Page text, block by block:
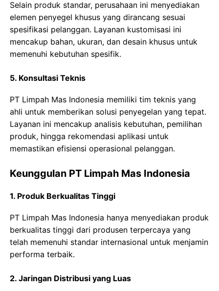
Selain produk standar, perusahaan ini menyediakan
elemen penyegel khusus yang dirancang sesuai
spesifikasi pelanggan. Layanan kustomisasi ini
mencakup bahan, ukuran, dan desain khusus untuk
memenuhi kebutuhan spesifik.
5. Konsultasi Teknis
PT Limpah Mas Indonesia memiliki tim teknis yang
ahli untuk memberikan solusi penyegelan yang tepat.
Layanan ini mencakup analisis kebutuhan, pemilihan
produk, hingga rekomendasi aplikasi untuk
memastikan efisiensi operasional pelanggan.
Keunggulan PT Limpah Mas Indonesia
1. Produk Berkualitas Tinggi
PT Limpah Mas Indonesia hanya menyediakan produk
berkualitas tinggi dari produsen terpercaya yang
telah memenuhi standar internasional untuk menjamin
performa terbaik.
2. Jaringan Distribusi yang Luas